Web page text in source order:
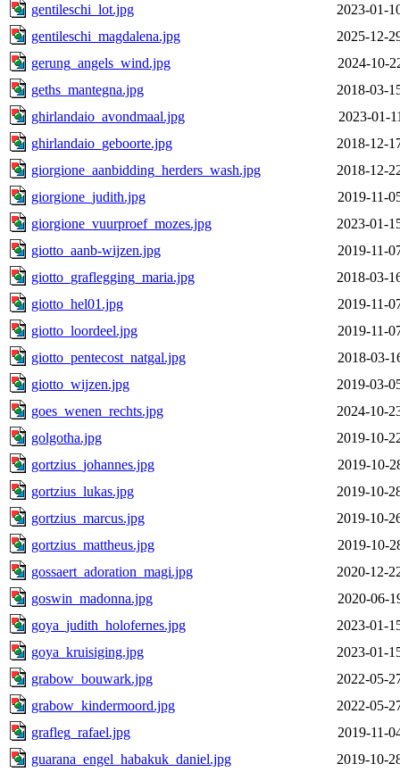
gentileschi_lot.jpg
2023-01-
gentileschi_magdalena.jpg
2025-12-
gerung_angels_wind.jpg
2024-10-
geths_mantegna.jpg
2018-03-
ghirlandaio_avondmaal.jpg
2023-01-
ghirlandaio_geboorte.jpg
2018-12-
giorgione_aanbidding_herders_wash.jpg
2018-12-
giorgione_judith.jpg
2019-11-
giorgione_vuurproef_mozes.jpg
2023-01-
giotto_aanb-wijzen.jpg
2019-11-
giotto_graflegging_maria.jpg
2018-03-
giotto_hel01.jpg
2019-11-
giotto_loordeel.jpg
2019-11-
giotto_pentecost_natgal.jpg
2018-03-
giotto_wijzen.jpg
2019-03-
goes_wenen_rechts.jpg
2024-10-
golgotha.jpg
2019-10-
gortzius_johannes.jpg
2019-10-
gortzius_lukas.jpg
2019-10-
gortzius_marcus.jpg
2019-10-
gortzius_mattheus.jpg
2019-10-
gossaert_adoration_magi.jpg
2020-12-
goswin_madonna.jpg
2020-06-
goya_judith_holofernes.jpg
2023-01-
goya_kruisiging.jpg
2023-01-
grabow_bouwark.jpg
2022-05-
grabow_kindermoord.jpg
2022-05-
grafleg_rafael.jpg
2019-11-
guarana_engel_habakuk_daniel.jpg
2019-10-